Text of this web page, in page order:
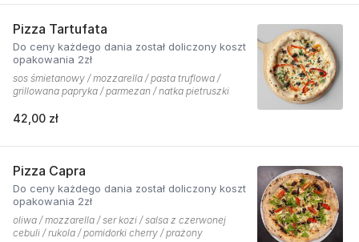
Pizza Tartufata
Do ceny każdego dania został doliczony koszt
opakowania 2zł
sos śmietanowy / mozzarella / pasta truflowa /
grillowana papryka / parmezan / natka pietruszki
42,00 zł
Pizza Capra
Do ceny każdego dania został doliczony koszt
opakowania 2zł
oliwa / mozzarella / ser kozi / salsa z czerwonej
cebuli / rukola / pomidorki cherry / prażony